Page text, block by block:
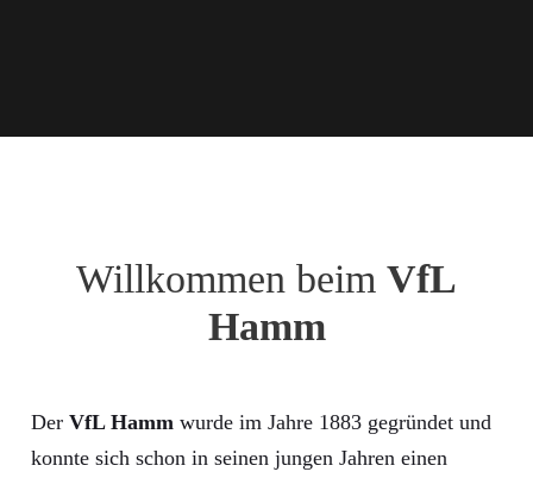
Willkommen beim VfL
Hamm
Der VfL Hamm wurde im Jahre 1883 gegründet und
konnte sich schon in seinen jungen Jahren einen